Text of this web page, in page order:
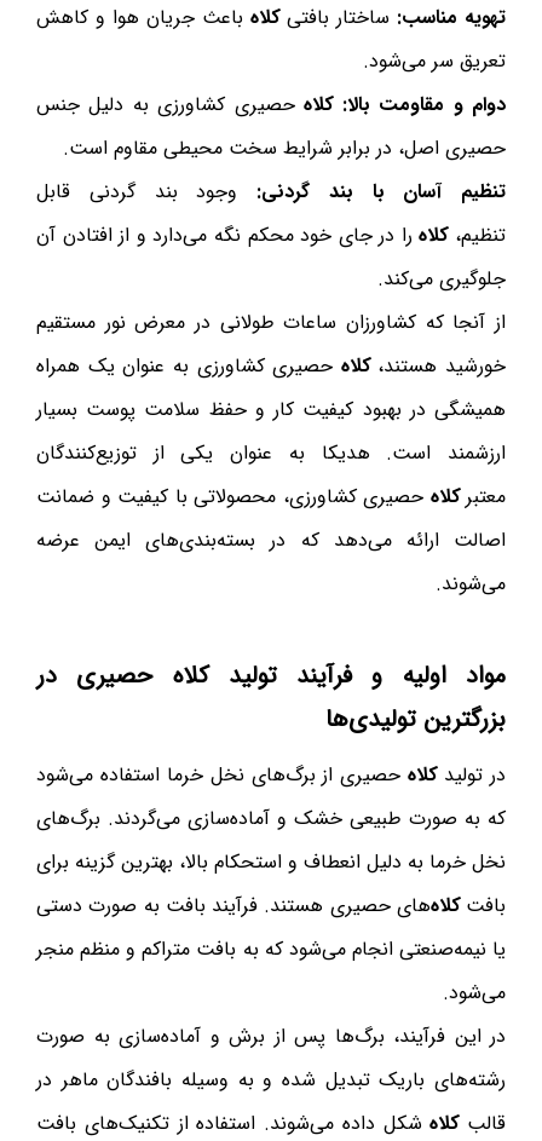
تهویه مناسب: ساختار بافتیکلاه باعث جریان هوا و کاهش
تعریق سر می‌شود.
دوام و مقاومت بالا: کلاهحصیری کشاورزی به دلیل جنس
حصیری اصل، در برابر شرایط سخت محیطی مقاوم است.
تنظیم آسان با بند گردنی: وجود بند گردنی قابل
تنظیم،کلاهرا در جای خود محکم نگه می‌دارد و از افتادن آن
جلوگیری می‌کند.
از آنجا که کشاورزان ساعات طولانی در معرض نور مستقیم
خورشید هستند،کلاه حصیری کشاورزی به عنوان یک همراه
همیشگی در بهبود کیفیت کار و حفظ سلامت پوست بسیار
ارزشمند است. هدیکا به عنوان یکی از توزیع‌کنندگان
معتبرکلاه حصیری کشاورزی، محصولاتی با کیفیت و ضمانت
اصالت ارائه می‌دهد که در بسته‌بندی‌های ایمن عرضه
می‌شوند.
مواد اولیه و فرآیند تولیدکلاه حصیری در
بزرگترین تولیدی‌ها
در تولیدکلاهحصیری از برگ‌های نخل خرما استفاده می‌شود
که به صورت طبیعی خشک و آماده‌سازی می‌گردند. برگ‌های
نخل خرما به دلیل انعطاف و استحکام بالا، بهترین گزینه برای
بافتکلاه‌های حصیری هستند. فرآیند بافت به صورت دستی
یا نیمه‌صنعتی انجام می‌شود که به بافت متراکم و منظم منجر
می‌شود.
در این فرآیند، برگ‌ها پس از برش و آماده‌سازی به صورت
رشته‌های باریک تبدیل شده و به وسیله بافندگان ماهر در
قالبکلاهشکل داده می‌شوند. استفاده از تکنیک‌های بافت